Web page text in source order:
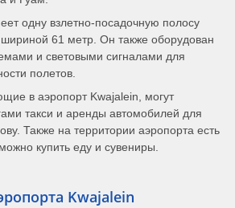
одну взлетно-посадочную полосу
61 метр. Он также оборудован
и световыми сигналами для
полетов.
в аэропорт Kwajalein, могут
такси и аренды автомобилей для
Также на территории аэропорта есть
купить еду и сувениры.
Kwajalein